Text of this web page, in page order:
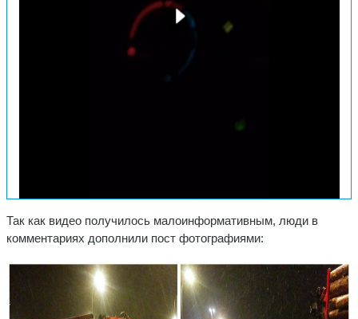
Так как видео получилось малоинформативным, люди в
комментариях дополнили пост фотографиями: